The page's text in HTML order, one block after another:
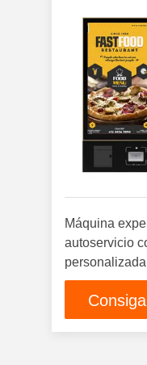
Máquina
autoservicio
templado
automatizado